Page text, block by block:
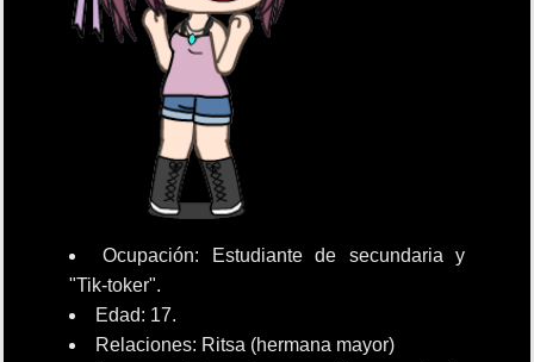
Ocupación: Estudiante de secundaria y
"Tik-toker".
Edad: 17.
Relaciones: Ritsa (hermana mayor)